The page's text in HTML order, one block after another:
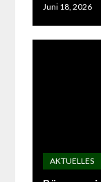
Juni 18, 2026